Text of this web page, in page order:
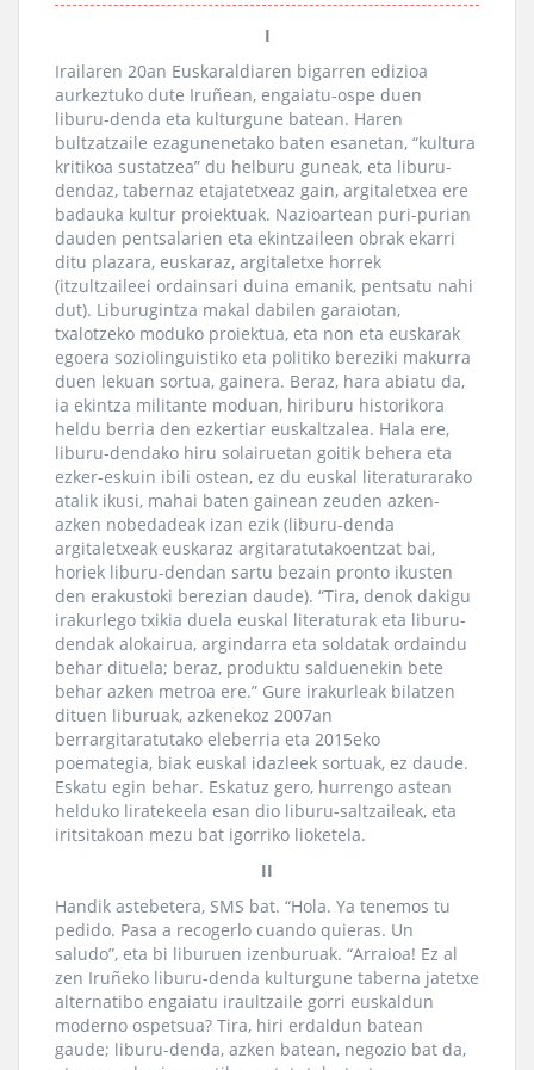
I
Irailaren 20an Euskaraldiaren bigarren edizioa
aurkeztuko dute Iruñean, engaiatu-ospe duen
liburu-denda eta kulturgune batean. Haren
bultzatzaile ezagunenetako baten esanetan, “kultura
kritikoa sustatzea” du helburu guneak, eta liburu-
dendaz, tabernaz etajatetxeaz gain, argitaletxea ere
badauka kultur proiektuak. Nazioartean puri-purian
dauden pentsalarien eta ekintzaileen obrak ekarri
ditu plazara, euskaraz, argitaletxe horrek
(itzultzaileei ordainsari duina emanik, pentsatu nahi
dut). Liburugintza makal dabilen garaiotan,
txalotzeko moduko proiektua, eta non eta euskarak
egoera soziolinguistiko eta politiko bereziki makurra
duen lekuan sortua, gainera. Beraz, hara abiatu da,
ia ekintza militante moduan, hiriburu historikora
heldu berria den ezkertiar euskaltzalea. Hala ere,
liburu-dendako hiru solairuetan goitik behera eta
ezker-eskuin ibili ostean, ez du euskal literaturarako
atalik ikusi, mahai baten gainean zeuden azken-
azken nobedadeak izan ezik (liburu-denda
argitaletxeak euskaraz argitaratutakoentzat bai,
horiek liburu-dendan sartu bezain pronto ikusten
den erakustoki berezian daude). “Tira, denok dakigu
irakurlego txikia duela euskal literaturak eta liburu-
dendak alokairua, argindarra eta soldatak ordaindu
behar dituela; beraz, produktu salduenekin bete
behar azken metroa ere.” Gure irakurleak bilatzen
dituen liburuak, azkenekoz 2007an
berrargitaratutako eleberria eta 2015eko
poemategia, biak euskal idazleek sortuak, ez daude.
Eskatu egin behar. Eskatuz gero, hurrengo astean
helduko liratekeela esan dio liburu-saltzaileak, eta
iritsitakoan mezu bat igorriko lioketela.
II
Handik astebetera, SMS bat. “Hola. Ya tenemos tu
pedido. Pasa a recogerlo cuando quieras. Un
saludo”, eta bi liburuen izenburuak. “Arraioa! Ez al
zen Iruñeko liburu-denda kulturgune taberna jatetxe
alternatibo engaiatu iraultzaile gorri euskaldun
moderno ospetsua? Tira, hiri erdaldun batean
gaude; liburu-denda, azken batean, negozio bat da,